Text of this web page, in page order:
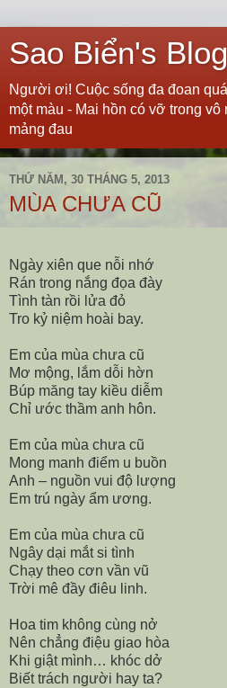
Sao Biển's Blog
Người ơi! Cuộc sống đa đoan
một màu - Mai hồn có vỡ trong
mảng đau
THỨ NĂM, 30 THÁNG 5, 2013
MÙA CHƯA CŨ
Ngày xiên que nỗi nhớ
Rán trong nắng đọa đày
Tình tàn rồi lửa đỏ
Tro kỷ niệm hoài bay.
Em của mùa chưa cũ
Mơ mộng, lắm dỗi hờn
Búp măng tay kiều diễm
Chỉ ước thầm anh hôn.
Em của mùa chưa cũ
Mong manh điểm u buồn
Anh – nguồn vui độ lượng
Em trú ngày ẩm ương.
Em của mùa chưa cũ
Ngây dại mắt si tình
Chạy theo cơn vần vũ
Trời mê đầy điêu linh.
Hoa tim không cùng nở
Nên chẳng điệu giao hòa
Khi giật mình… khóc dở
Biết trách người hay ta?